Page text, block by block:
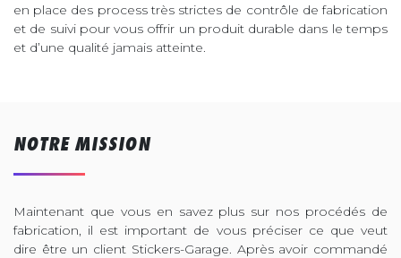
en place des process très strictes de contrôle de fabrication
et de suivi pour vous offrir un produit durable dans le temps
et d’une qualité jamais atteinte.
NOTRE MISSION
Maintenant que vous en savez plus sur nos procédés de
fabrication, il est important de vous préciser ce que veut
dire être un client Stickers-Garage. Après avoir commandé